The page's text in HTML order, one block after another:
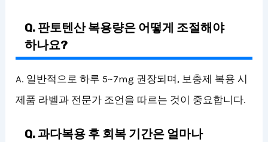
Q. 판토텐산 복용량은 어떻게 조절해야
하나요?
A. 일반적으로 하루 5~7mg 권장되며, 보충제 복용 시
제품 라벨과 전문가 조언을 따르는 것이 중요합니다.
Q. 과다복용 후 회복 기간은 얼마나